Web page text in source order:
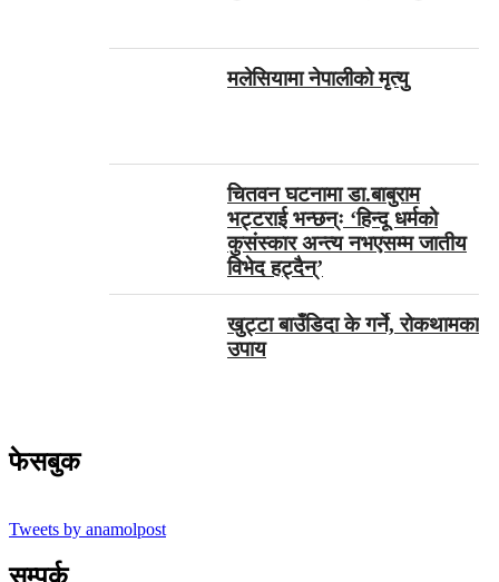
मलेसियामा नेपालीको मृत्यु
चितवन घटनामा डा.बाबुराम
भट्टराई भन्छन्ः ‘हिन्दू धर्मको
कुसंस्कार अन्त्य नभएसम्म जातीय
विभेद हट्दैन्’
खुट्टा बाउँडिदा के गर्ने, रोकथामका
उपाय
फेसबुक
Tweets by anamolpost
सम्पर्क